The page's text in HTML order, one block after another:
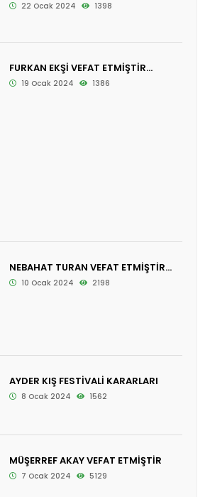
22 Ocak 2024 1398
FURKAN EKŞİ VEFAT ETMİŞTİR...
19 Ocak 2024 1386
NEBAHAT TURAN VEFAT ETMİŞTİR...
10 Ocak 2024 2198
AYDER KIŞ FESTİVALİ KARARLARI
8 Ocak 2024 1562
MÜŞERREF AKAY VEFAT ETMİŞTİR
7 Ocak 2024 5129